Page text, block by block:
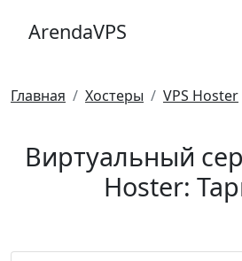
ArendaVPS
Главная Хостеры VPS Hoster
Виртуальный
Hoster: